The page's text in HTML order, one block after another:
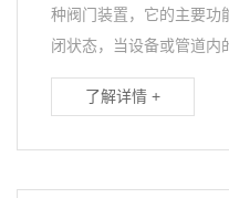
种阀门装置，它的主要功
闭状态，当设备或管道内
了解详情 +